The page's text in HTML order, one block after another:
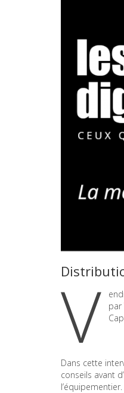
V
par
Dans cette
conseils avant
l’équipementier.